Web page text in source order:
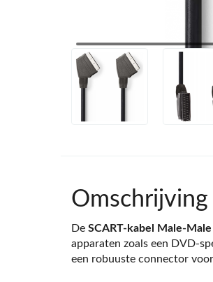
Omschrijving
De SCART-kabel Male-
apparaten zoals een DVD-
een robuuste connector